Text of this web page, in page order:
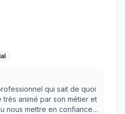
qui sait de quoi
animé par son métier et
nous mettre en confiance